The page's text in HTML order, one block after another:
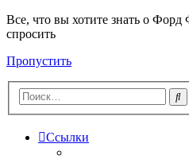
Все, что вы хотите знать о
спросить
Пропустить
Ссылки